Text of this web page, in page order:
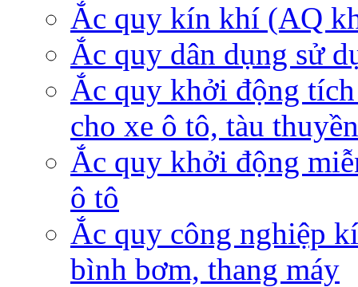
Ắc quy kín khí (AQ
Ắc quy dân dụng sử
Ắc quy khởi động
cho xe ô tô, tàu thuyền
Ắc quy khởi động
ô tô
Ắc quy công nghiệp
bình bơm, thang máy